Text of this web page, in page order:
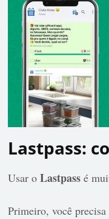
Lastpass:
Usar oLastpass é
Primeiro, você